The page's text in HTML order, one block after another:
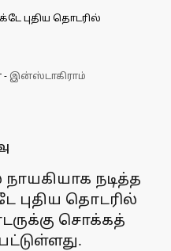
புதிய தொடரில்
- இன்ஸ்டாகிராம்
நடித்த
புதிய தொடரில்
சொக்கத்